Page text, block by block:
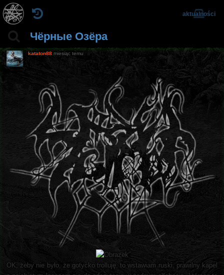
Чёрные Озёра
aktualności
kataton88 miesiąc temu
OK, żeby nie było, że gotycko trolluję, to wstawiam ruski, prawilny kapel